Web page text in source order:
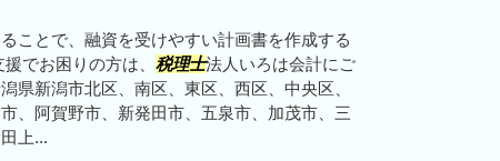
ことで、融資を受けやすい計画書を作成する
でお困りの方は、 税理士法人いろは会計にご
県新潟市北区、南区、東区、西区、中央区、
、阿賀野市、新発田市、五泉市、加茂市、三
上...